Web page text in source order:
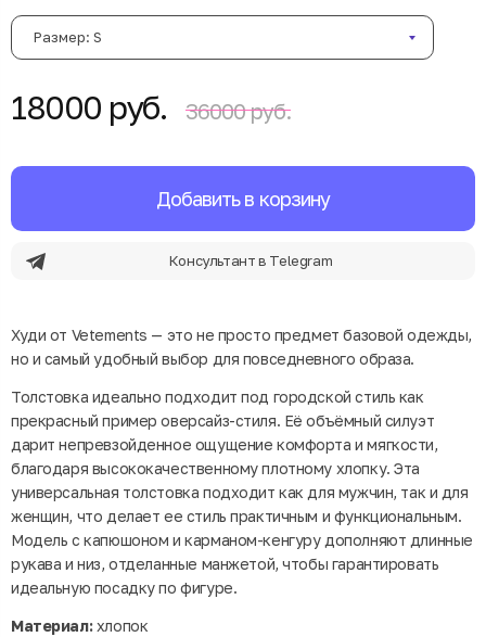
Размер: S
18000 руб. 36000 руб.
Добавить в корзину
Консультант в Telegram
Худи от Vetements — это не просто предмет базовой одежды,
но и самый удобный выбор для повседневного образа.
Толстовка идеально подходит под городской стиль как
прекрасный пример оверсайз-стиля. Её объёмный силуэт
дарит непревзойденное ощущение комфорта и мягкости,
благодаря высококачественному плотному хлопку. Эта
универсальная толстовка подходит как для мужчин, так и для
женщин, что делает ее стиль практичным и функциональным.
Модель с капюшоном и карманом-кенгуру дополняют длинные
рукава и низ, отделанные манжетой, чтобы гарантировать
идеальную посадку по фигуре.
Материал:хлопок